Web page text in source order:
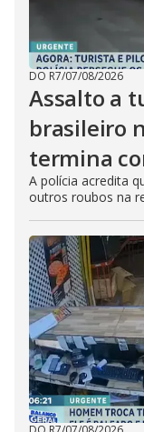
DO R7/07/08/2026
Assalto a
brasileiro
termina
A polícia acredita
outros roubos na